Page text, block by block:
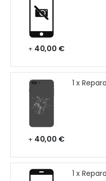
+ 40,00 €
1 x
+ 40,00 €
1 x